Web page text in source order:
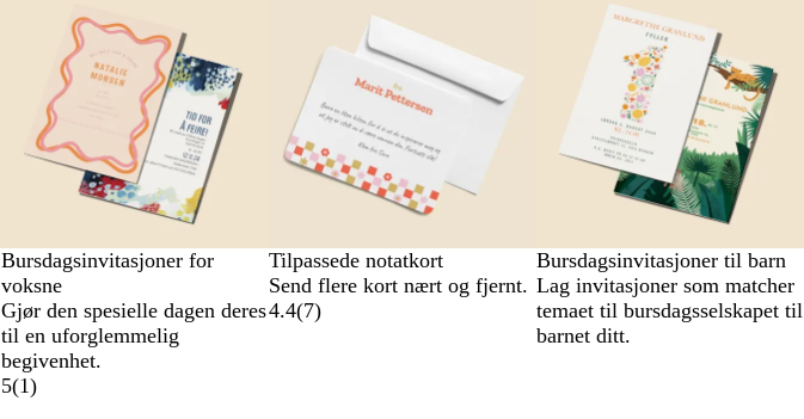
Bursdagsinvitasjoner for
voksne
Gjør den spesielle dagen deres
til en uforglemmelig
begivenhet.
5(1)
Tilpassede notatkort
Send flere kort nært og fjernt.
4.4(7)
Bursdagsinvitasjoner til barn
Lag invitasjoner som matcher
temaet til bursdagsselskapet til
barnet ditt.